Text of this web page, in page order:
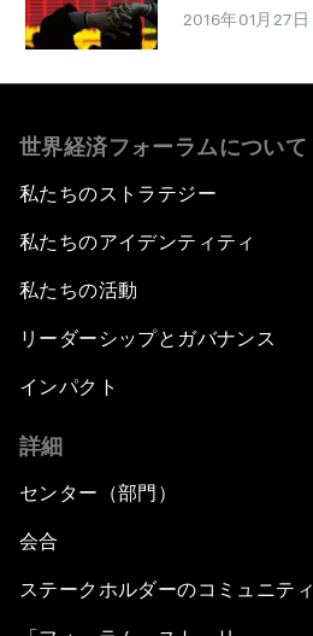
2016年01月27日
世界経済フォーラムについて
私たちのストラテジー
私たちのアイデンティティ
私たちの活動
リーダーシップとガバナンス
インパクト
詳細
センター（部門）
会合
ステークホルダーのコミュニティ